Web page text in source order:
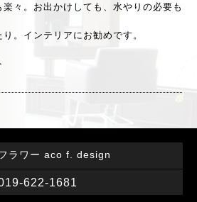
々。お出かけしても、水やりの必要も
。インテリアにお勧めです。
ラワー aco f. design
622-1681